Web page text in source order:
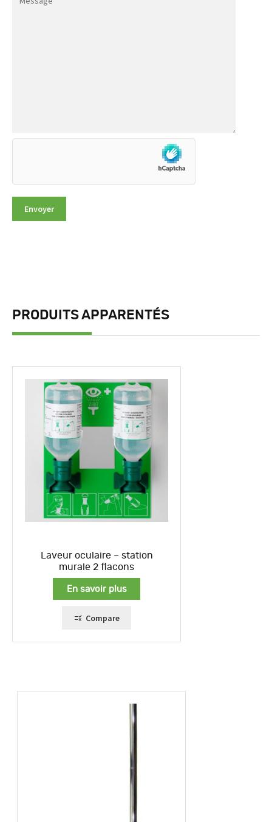
PRODUITS APPARENTÉS
Laveur oculaire – station
murale 2 flacons
En savoir plus
Compare